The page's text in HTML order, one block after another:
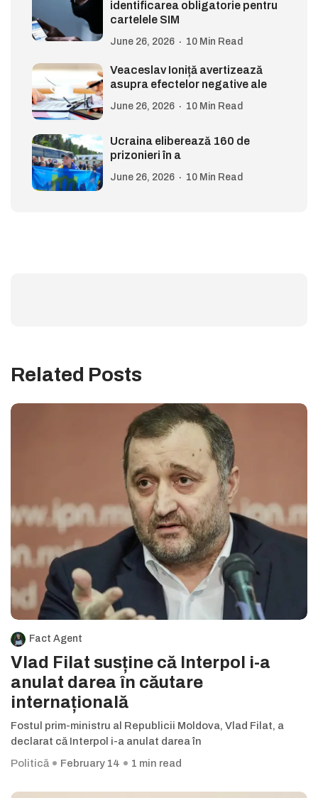
identificarea obligatorie pentru
cartelele SIM
June 26, 2026 10 Min Read
Veaceslav Ioniță avertizează
asupra efectelor negative ale
June 26, 2026 10 Min Read
Ucraina eliberează 160 de
prizonieri în a
June 26, 2026 10 Min Read
Related Posts
Fact Agent
Vlad Filat susține că Interpol i-a
anulat darea în căutare
internațională
Fostul prim-ministru al Republicii Moldova, Vlad Filat, a
declarat că Interpol i-a anulat darea în
Politică
February 14 1 min read